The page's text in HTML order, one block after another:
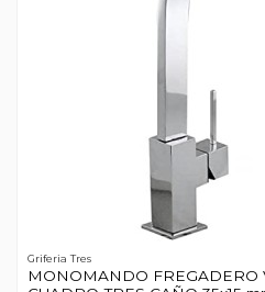
Griferia Tres
MONOMANDO FREGADERO